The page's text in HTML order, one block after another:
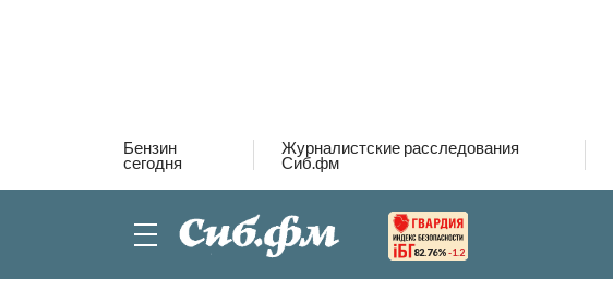
Бензин
сегодня
Журналистские расследования
Сиб.фм
82.76% -1.2